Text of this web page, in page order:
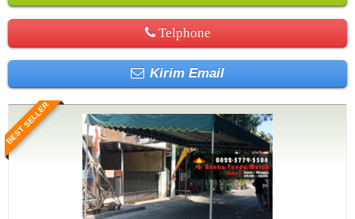
Telphone
Kirim Email
BEST SELLER